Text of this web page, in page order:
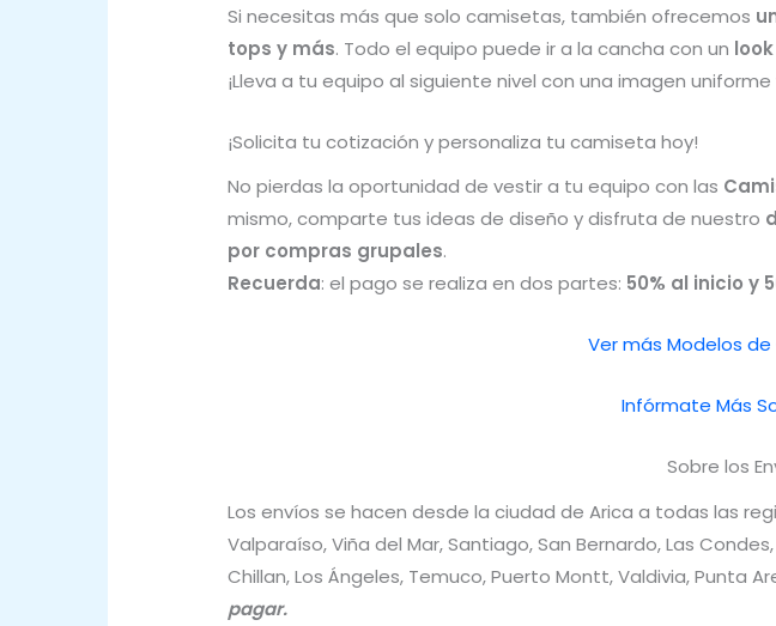
Si necesitas más que solo camisetas, también ofrecemos
tops y más. Todo el equipo puede ir a la cancha con un
¡Lleva a tu equipo al siguiente nivel con una imagen
¡Solicita tu cotización y personaliza tu camiseta hoy!
No pierdas la oportunidad de vestir a tu equipo con las
mismo, comparte tus ideas de diseño y disfruta de nuestro
por compras grupales.
Recuerda: el pago se realiza en dos partes: 50% al inicio y
Ver más Modelos
Infórmate Más
Sobre los
Los envíos se hacen desde la ciudad de Arica a todas las
Valparaíso, Viña del Mar, Santiago, San Bernardo, Las
Chillan, Los Ángeles, Temuco, Puerto Montt, Valdivia, Punta
pagar.